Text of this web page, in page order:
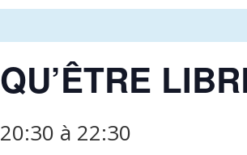
à 22:30